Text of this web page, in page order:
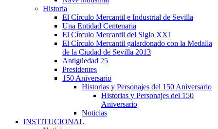
Historia
El Círculo Mercantil e Industrial de Sevilla
Una Entidad Centenaria
El Círculo Mercantil del Siglo XXI
El Círculo Mercantil galardonado con la Medalla
de la Ciudad de Sevilla 2013
Antigüedad 25
Presidentes
150 Aniversario
Historias y Personajes del 150 Aniversario
Historias y Personajes del 150
Aniversario
Noticias
INSTITUCIONAL